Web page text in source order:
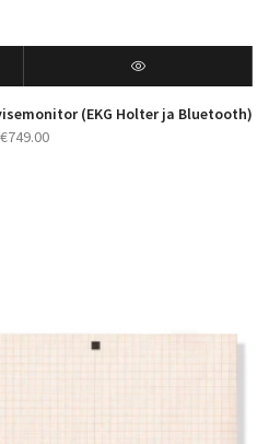
(EKG Holter ja Bluetooth)
€749.00